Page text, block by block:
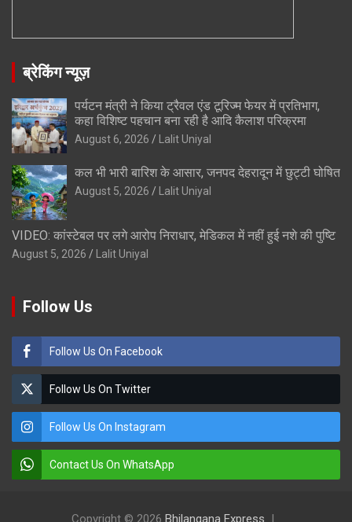
ब्रेकिंग न्यूज़
पर्यटन मंत्री ने किया ट्रैवल एंड टूरिज्म फेयर में प्रतिभाग,
कहा विशिष्ट पहचान बना रही है आदि कैलाश परिक्रमा
August 6, 2026 Lalit Uniyal
कल भी भारी बारिश के आसार, जनपद देहरादून में छुट्टी घोषित
August 5, 2026 Lalit Uniyal
VIDEO: कांस्टेबल पर लगे आरोप निराधार, मेडिकल में नहीं हुई नशे की पुष्टि
August 5, 2026 Lalit Uniyal
Follow Us
Follow Us On Facebook
Follow Us On Twitter
Follow Us On Instagram
Contact Us On WhatsApp
Copyright © 2026 Bhilangana Express